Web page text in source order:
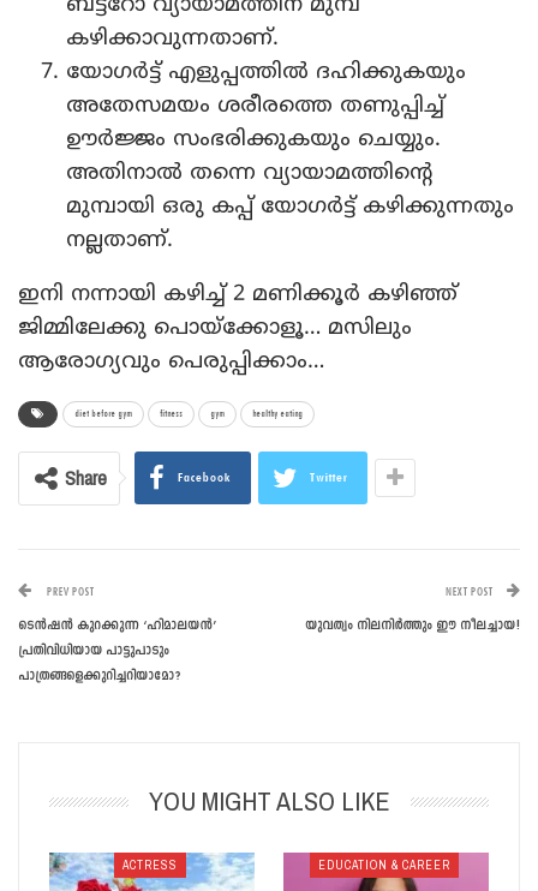
കഴിക്കാവുന്നതാണ്.
യോഗര്‍ട്ട് എളുപ്പത്തില്‍ ദഹിക്കുകയും
അതേസമയം ശരീരത്തെ തണുപ്പിച്ച്
ഊര്‍ജ്ജം സംഭരിക്കുകയും ചെയ്യും.
അതിനാല്‍ തന്നെ വ്യായാമത്തിന്റെ
മുമ്പായി ഒരു കപ്പ് യോഗര്‍ട്ട് കഴിക്കുന്നതും
നല്ലതാണ്.
ഇനി നന്നായി കഴിച്ച് 2 മണിക്കൂര്‍ കഴിഞ്ഞ്
ജിമ്മിലേക്കു പൊയ്‌ക്കോളൂ… മസിലും
ആരോഗ്യവും പെരുപ്പിക്കാം…
diet before gym fitness gym healthy eating
Share Facebook Twitter
PREV POST
ടെന്‍ഷന്‍ കുറക്കുന്ന ‘ഹിമാലയന്‍’
പ്രതിവിധിയായ പാട്ടുപാടും
പാത്രങ്ങളെക്കുറിച്ചറിയാമോ?
NEXT POST
യുവത്വം നിലനിര്‍ത്തും ഈ നീലച്ചായ!
YOU MIGHT ALSO LIKE
ACTRESS EDUCATION & CAREER